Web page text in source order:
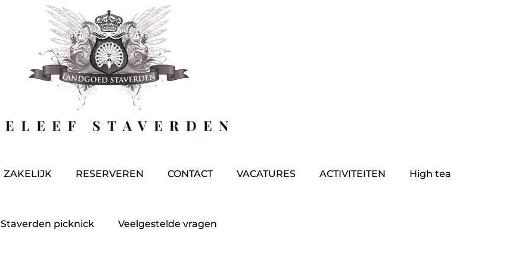
ZAKELIJK RESERVEREN CONTACT VACATURES ACTIVITEITEN High tea
Staverden picknick Veelgestelde vragen